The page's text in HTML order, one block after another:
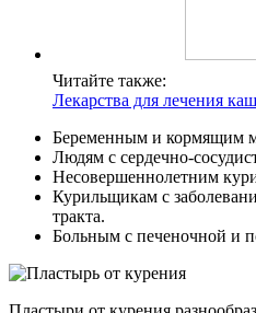
Читайте также:
Лекарства для лечения
Беременным и кормящим
Людям с сердечно-
Несовершеннолетним
Курильщикам с
тракта.
Больным с печеночной и